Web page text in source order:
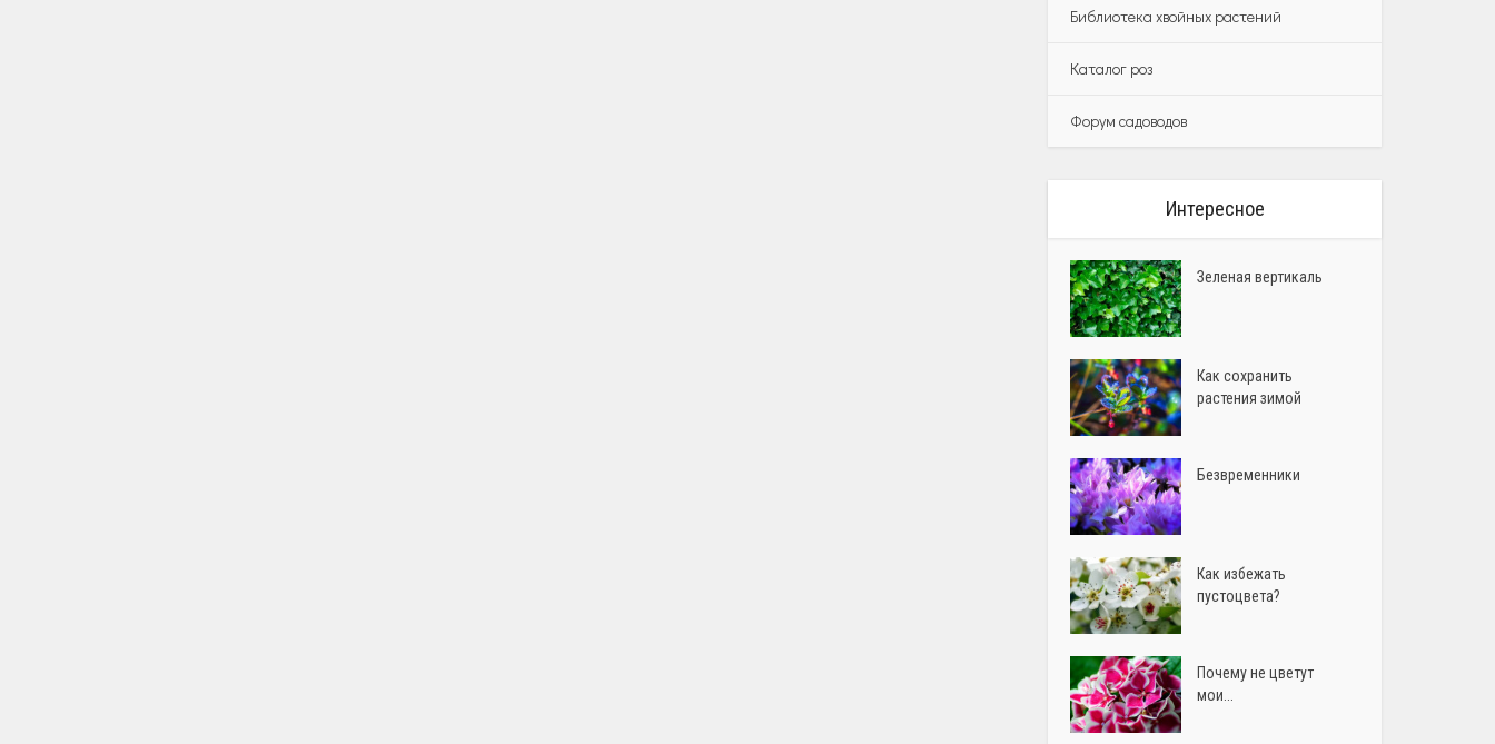
Библиотека хвойных растений
Каталог роз
Форум садоводов
Интересное
Зеленая вертикаль
Как сохранить
растения зимой
Безвременники
Как избежать
пустоцвета?
Почему не цветут
мои...